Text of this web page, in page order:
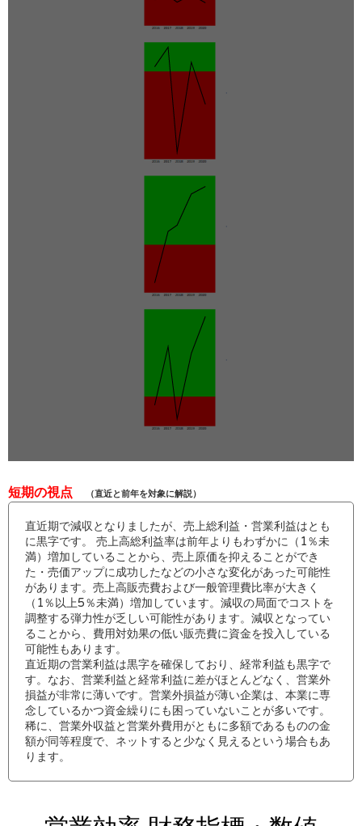
短期の視点 （直近と前年を対象に解説）
直近期で減収となりましたが、売上総利益・営業利益はとも
に黒字です。 売上高総利益率は前年よりもわずかに（1％未
満）増加していることから、売上原価を抑えることができ
た・売価アップに成功したなどの小さな変化があった可能性
があります。売上高販売費および一般管理費比率が大きく
（1％以上5％未満）増加しています。減収の局面でコストを
調整する弾力性が乏しい可能性があります。減収となってい
ることから、費用対効果の低い販売費に資金を投入している
可能性もあります。
直近期の営業利益は黒字を確保しており、経常利益も黒字で
す。なお、営業利益と経常利益に差がほとんどなく、営業外
損益が非常に薄いです。営業外損益が薄い企業は、本業に専
念しているかつ資金繰りにも困っていないことが多いです。
稀に、営業外収益と営業外費用がともに多額であるものの金
額が同等程度で、ネットすると少なく見えるという場合もあ
ります。